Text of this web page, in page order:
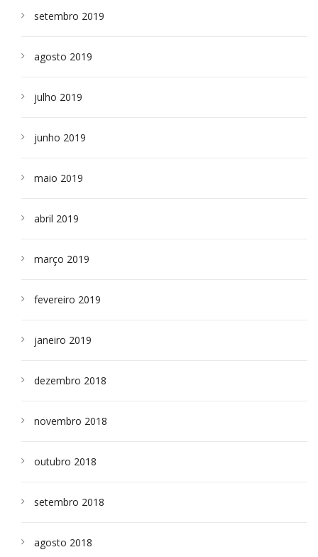
setembro 2019
agosto 2019
julho 2019
junho 2019
maio 2019
abril 2019
março 2019
fevereiro 2019
janeiro 2019
dezembro 2018
novembro 2018
outubro 2018
setembro 2018
agosto 2018